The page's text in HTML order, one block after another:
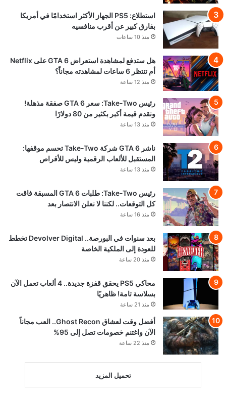
استطلاع: PS5 الجهاز الأكثر استخدامًا في أمريكا
بفارق كبير عن أقرب منافسيه
هل ستدفع لمشاهدة استعراض GTA 6 على Netflix
أم تنتظر 6 ساعات لمشاهدته مجاناً؟
رئيس Take-Two: سعر GTA 6 صفقة مذهلة!
ونقدم قيمة أكبر بكثير من 80 دولارًا
منذ 13 ساعة
ناشر GTA 6 شركة Take-Two تحسم موقفها:
المستقبل للألعاب الرقمية وليس للأقراص
منذ 13 ساعة
رئيس Take-Two: طلبات GTA 6 المسبقة فاقت
كل التوقعات.. لكننا لا نعلن الانتصار بعد
منذ 16 ساعة
بعد سنوات في البورصة.. Devolver Digital تخطط
للعودة إلى الملكية الخاصة
منذ 20 ساعة
محاكي PS5 يحقق قفزة جديدة.. 4 ألعاب تعمل الآن
بسلاسة تامة! ظاهريًا
منذ 21 ساعة
أفضل وقت لعشاق Ghost Recon.. العب مجاناً
الآن واغتنم خصومات تصل إلى 95%
منذ 22 ساعة
تحميل المزيد